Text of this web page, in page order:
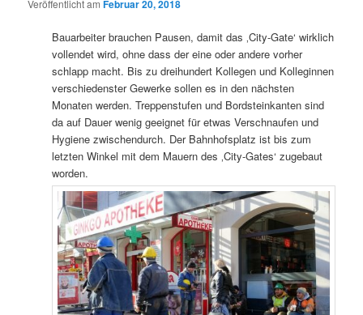
Veröffentlicht amFebruar 20, 2018
Bauarbeiter brauchen Pausen, damit das ‚City-Gate‘ wirklich
vollendet wird, ohne dass der eine oder andere vorher
schlapp macht. Bis zu dreihundert Kollegen und Kolleginnen
verschiedenster Gewerke sollen es in den nächsten
Monaten werden. Treppenstufen und Bordsteinkanten sind
da auf Dauer wenig geeignet für etwas Verschnaufen und
Hygiene zwischendurch. Der Bahnhofsplatz ist bis zum
letzten Winkel mit dem Mauern des ‚City-Gates‘ zugebaut
worden.